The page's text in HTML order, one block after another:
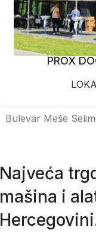
PROX
Bulevar Meše
Najveća
mašina i